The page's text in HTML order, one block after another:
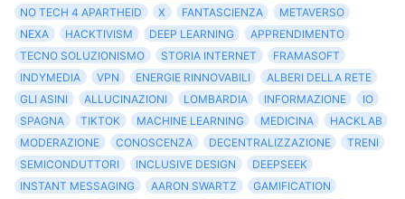
NO TECH 4 APARTHEID
X FANTASCIENZA
METAVERSO
NEXA
HACKTIVISM DEEP LEARNING
APPRENDIMENTO
TECNO SOLUZIONISMO
STORIA INTERNET
FRAMASOFT
INDYMEDIA
VPN ENERGIE RINNOVABILI
ALBERI DELLA RETE
GLI ASINI
ALLUCINAZIONI LOMBARDIA INFORMAZIONE
IO
SPAGNA
TIKTOK MACHINE LEARNING MEDICINA
HACKLAB
MODERAZIONE
CONOSCENZA DECENTRALIZZAZIONE
TRENI
SEMICONDUTTORI
INCLUSIVE DESIGN
DEEPSEEK
INSTANT MESSAGING
AARON SWARTZ
GAMIFICATION